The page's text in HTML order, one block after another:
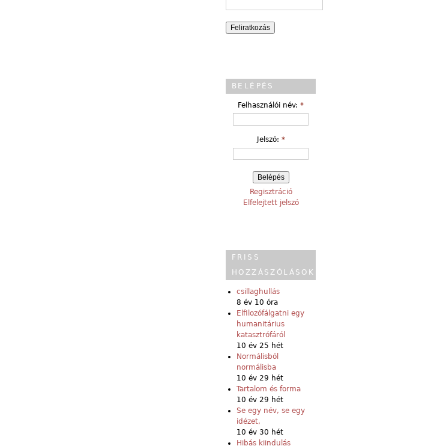
BELÉPÉS
Felhasználói név: *
Jelszó: *
Regisztráció
Elfelejtett jelszó
FRISS
HOZZÁSZÓLÁSOK
csillaghullás
8 év 10 óra
Elfilozófálgatni egy
humanitárius
katasztrófáról
10 év 25 hét
Normálisból
normálisba
10 év 29 hét
Tartalom és forma
10 év 29 hét
Se egy név, se egy
idézet,
10 év 30 hét
Hibás kiindulás